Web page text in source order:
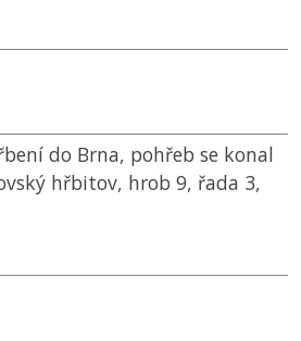
do Brna, pohřeb se konal
hřbitov, hrob 9, řada 3,